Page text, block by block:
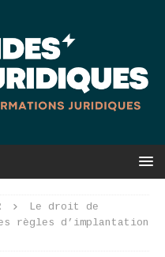
Le droit de
règles d’implantation